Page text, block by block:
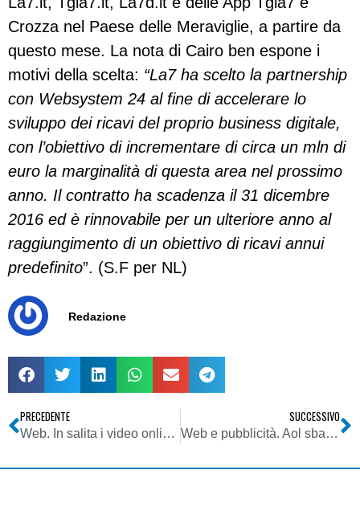
Crozza nel Paese delle Meraviglie, a partire da
questo mese. La nota di Cairo ben espone i
motivi della scelta: “La7 ha scelto la partnership
con Websystem 24 al fine di accelerare lo
sviluppo dei ricavi del proprio business digitale,
con l’obiettivo di incrementare di circa un mln di
euro la marginalità di questa area nel prossimo
anno. Il contratto ha scadenza il 31 dicembre
2016 ed è rinnovabile per un ulteriore anno al
raggiungimento di un obiettivo di ricavi annui
predefinito”. (S.F per NL)
Redazione
PRECEDENTE
Web. In salita i video online fra i contenuti più visualizzati in rete
SUCCESSIVO
Web e pubblicità. Aol sbarca in Italia e punta agli editori del paese